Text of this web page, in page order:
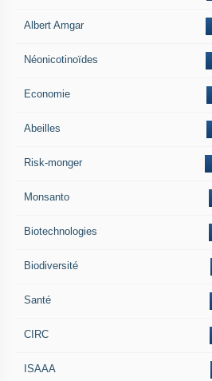
Albert Amgar
Néonicotinoïdes
Economie
Abeilles
Risk-monger
Monsanto
Biotechnologies
Biodiversité
Santé
CIRC
ISAAA